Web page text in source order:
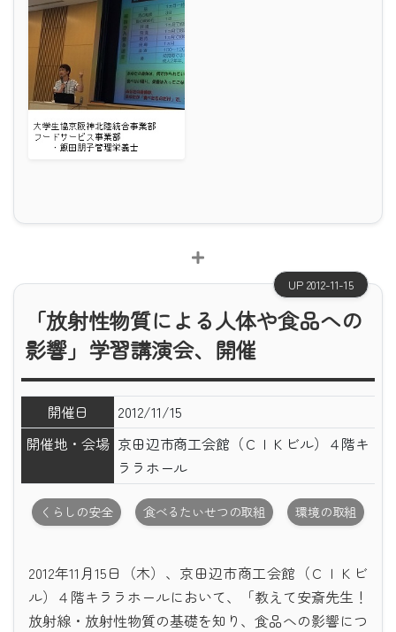
UP 2012-11-15
「放射性物質による人体や食品への
影響」学習講演会、開催
開催日
2012/11/15
開催地・会場 京田辺市商工会館（ＣＩＫビル）４階キ
ララホール
くらしの安全 食べるたいせつの取組 環境の取組
2012年11月15日（木）、京田辺市商工会館（ＣＩＫビ
ル）４階キララホールにおいて、「教えて安斎先生！
放射線・放射性物質の基礎を知り、食品への影響につ